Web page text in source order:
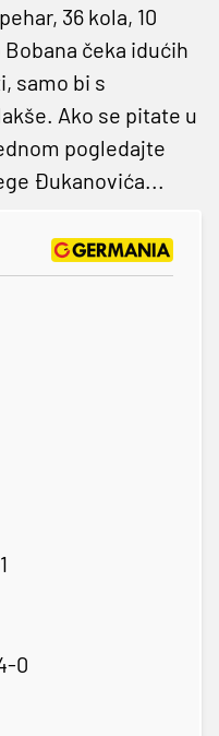
36 kola, 10
čeka idućih
samo bi s
Ako se pitate u
pogledajte
Đukanovića...
0